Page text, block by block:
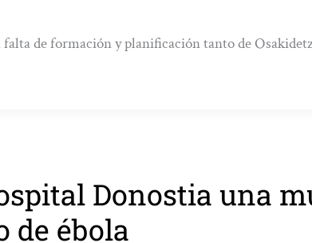
falta de formación y planificación tanto de
Donostia una
de ébola